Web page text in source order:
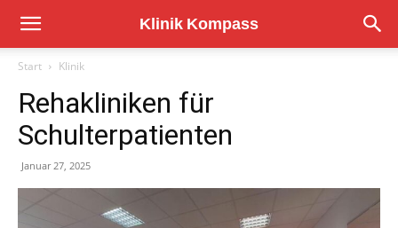
Start Klinik
Rehakliniken für
Schulterpatienten
Januar 27, 2025